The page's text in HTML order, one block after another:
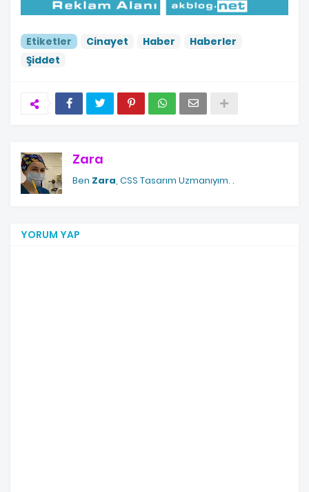
Etiketler Cinayet Haber
Haberler
Şiddet
Zara
Ben Zara , CSS Tasarım Uzmanıyım. .
YORUM YAP